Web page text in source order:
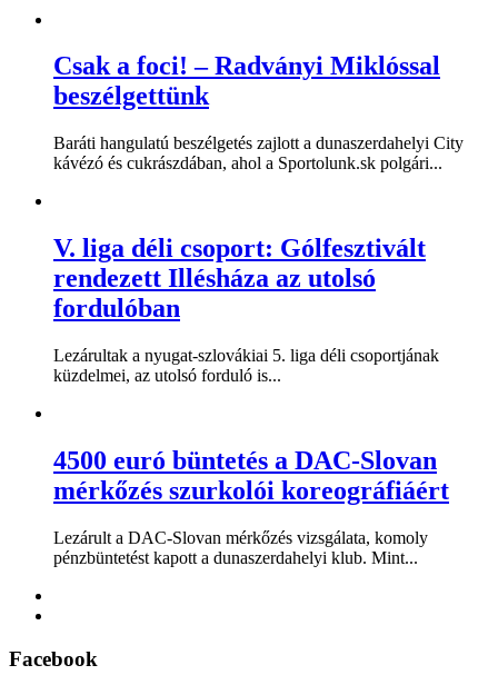
Csak a foci! – Radványi Miklóssal
beszélgettünk
Baráti hangulatú beszélgetés zajlott a dunaszerdahelyi City
kávézó és cukrászdában, ahol a Sportolunk.sk polgári...
V. liga déli csoport: Gólfesztivált
rendezett Illésháza az utolsó
fordulóban
Lezárultak a nyugat-szlovákiai 5. liga déli csoportjának
küzdelmei, az utolsó forduló is...
4500 euró büntetés a DAC-Slovan
mérkőzés szurkolói koreográfiáért
Lezárult a DAC-Slovan mérkőzés vizsgálata, komoly
pénzbüntetést kapott a dunaszerdahelyi klub. Mint...
Facebook